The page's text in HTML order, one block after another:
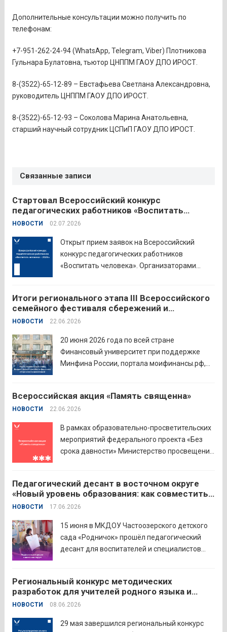
Дополнительные консультации можно получить по
телефонам:
+7-951-262-24-94 (WhatsApp, Telegram, Viber) Плотникова
Гульнара Булатовна, тьютор ЦНППМ ГАОУ ДПО ИРОСТ.
8-(3522)-65-12-89 – Евстафьева Светлана Александровна,
руководитель ЦНППМ ГАОУ ДПО ИРОСТ.
8-(3522)-65-12-93 – Соколова Марина Анатольевна,
старший научный сотрудник ЦСПиП ГАОУ ДПО ИРОСТ.
Связанные записи
Стартовал Всероссийский конкурс
педагогических работников «Воспитать
человека – 2026»
НОВОСТИ 02.07.2026
Открыт прием заявок на Всероссийский
конкурс педагогических работников
«Воспитать человека». Организаторами
Институт изучения детства, семьи и
воспитания и Российский детско-юношеский
центр. Прием заявок пройдет до 26 июля
включительно. Участниками конкурса могут
стать педагоги детских...
Итоги регионального этапа III Всероссийского
семейного фестиваля сбережений и
инвестиций
НОВОСТИ 22.06.2026
20 июня 2026 года по всей стране
Финансовый университет при поддержке
Минфина России, портала моифинансы.рф,
семейного фестиваля сбережений и
инвестиций. В Курганской области
филиал Финуниверситета. 16 семей-
победителей... Читать дальше
Всероссийская акция «Память священна»
НОВОСТИ 22.06.2026
В рамках образовательно-просветительских
мероприятий федерального проекта «Без
срока давности» Министерство просвещения
проводят всероссийскую акцию «Память
священна». 22 июня 2026 года Россия
отмечает 85-ю годовщину начала Великой
Отечественной войны. Просим на страницах
школ в...
Педагогический десант в восточном округе
«Новый уровень образования: как совместить
качество и эффективность»
НОВОСТИ 17.06.2026
15 июня в МКДОУ Частоозерского детского
сада «Родничок» прошёл педагогический
десант для воспитателей и специалистов
педагогов восточного округа для повышения
профессиональных компетенций и
знакомства с актуальными подходами к
работе с детьми....
Региональный конкурс методических
разработок для учителей родного языка и
родной литературы
НОВОСТИ 08.06.2026
29 мая завершился региональный конкурс